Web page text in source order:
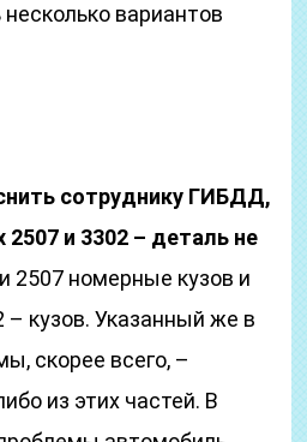
вариантов
сотруднику ГИБДД,
2507 и 3302 – деталь не
2507 номерные кузов и
– кузов. Указанный же в
скорее всего, –
из этих частей. В